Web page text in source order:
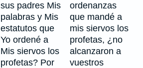
sus padres Mis
palabras y Mis
estatutos que
Yo ordené a
Mis siervos los
profetas? Por
ordenanzas
que mandé a
mis siervos los
profetas, ¿no
alcanzaron a
vuestros